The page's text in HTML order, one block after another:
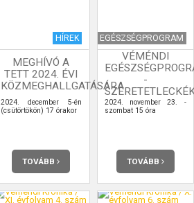
HÍREK
MEGHÍVÓ A
TETT 2024. ÉVI
KÖZMEGHALLGATÁSÁRA
2024. december 5-én
(csütörtökön) 17 órakor
TOVÁBB
EGÉSZSÉGPROGRAM
VÉMÉNDI
-
2024. november 23. -
szombat 15 óra
TOVÁBB